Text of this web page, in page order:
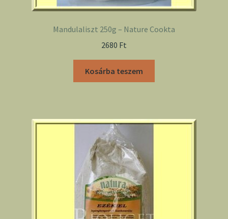
Mandulaliszt 250g – Nature Cookta
2680 Ft
Kosárba teszem